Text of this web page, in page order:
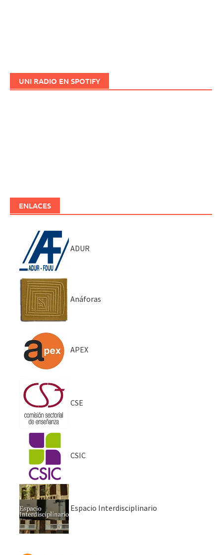
UNI RADIO EN SPOTIFY
ENLACES
ADUR
Anáforas
APEX
CSE
CSIC
Espacio Interdisciplinario